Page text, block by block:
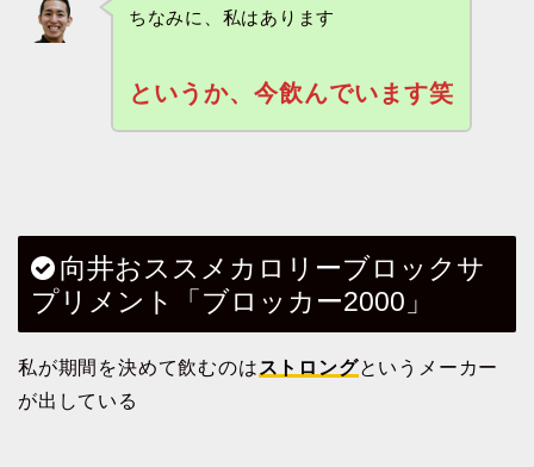
ちなみに、私はあります
というか、今飲んでいます笑
向井おススメカロリーブロックサ
プリメント「ブロッカー2000」
私が期間を決めて飲むのは ストロングというメーカー
が出している